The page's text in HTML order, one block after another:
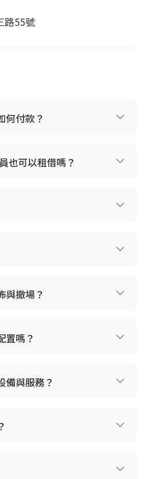
超時將依現場規定計費
請於使用前提前告知
路55號
何付款？
也可以租借嗎？
與撤場？
置嗎？
備與服務？